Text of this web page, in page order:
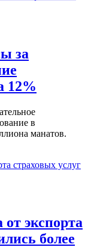
за
12%
в
манатов.
экспорта
более